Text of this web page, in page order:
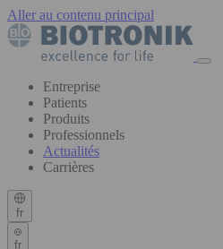
Aller au contenu principal
Entreprise
Patients
Produits
Professionnels
Actualités
Carrières
fr
fr